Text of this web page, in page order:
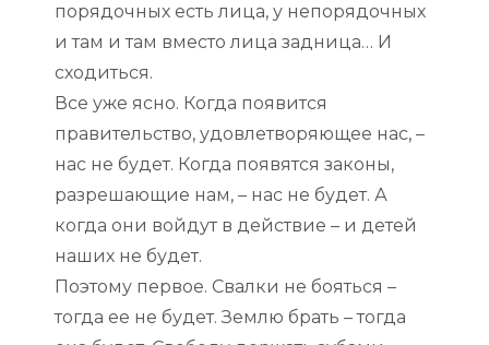
порядочных есть лица, у непорядочных
и там и там вместо лица задница… И
сходиться.
Все уже ясно. Когда появится
правительство, удовлетворяющее нас, –
нас не будет. Когда появятся законы,
разрешающие нам, – нас не будет. А
когда они войдут в действие – и детей
наших не будет.
Поэтому первое. Свалки не бояться –
тогда ее не будет. Землю брать – тогда